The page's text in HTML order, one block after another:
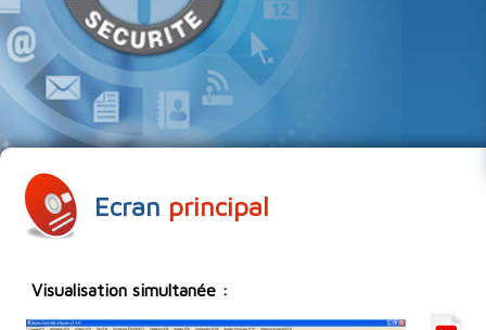
Ecran principal
Visualisation simultanée :